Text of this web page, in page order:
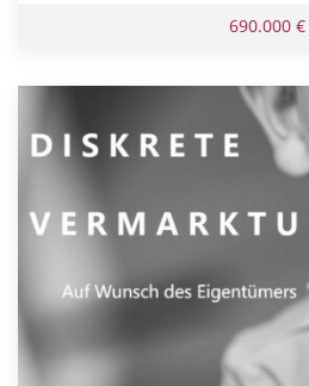
690.000 €